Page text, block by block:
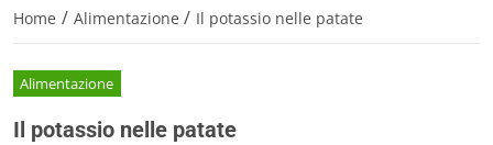
Home / Alimentazione / Il potassio nelle patate
Alimentazione
Il potassio nelle patate